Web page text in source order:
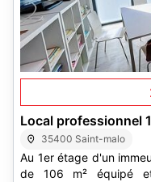
Local professionnel
35400 Saint-malo
Au 1er étage d'un
de 106 m² équipé